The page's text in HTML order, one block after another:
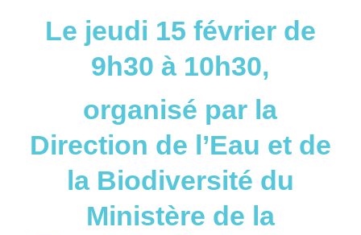
Le jeudi 15 février de
9h30 à 10h30,
organisé par la
Direction de l’Eau et de
la Biodiversité du
Ministère de la